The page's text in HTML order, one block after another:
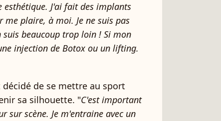
esthétique. J'ai fait des implants
plaire, à moi. Je ne suis pas
beaucoup trop loin ! Si mon
injection de Botox ou un lifting.
de se mettre au sport
sa silhouette. "C'est important
sur scène. Je m'entraine avec un